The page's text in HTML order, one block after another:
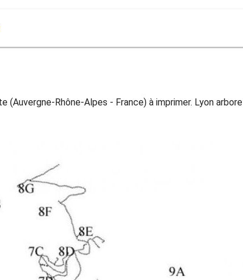
(Auvergne-Rhône-Alpes - France) à imprimer. Lyon